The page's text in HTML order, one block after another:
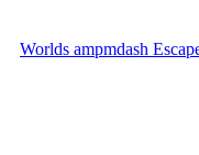
100 Worlds ampmdash